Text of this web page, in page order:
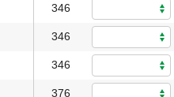
346
346
346
376